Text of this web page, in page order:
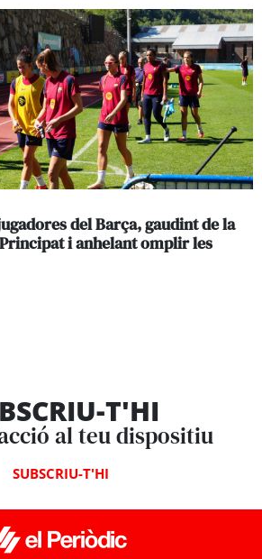
del Barça, gaudint de la
i anhelant omplir les
T'HI
al teu dispositiu
SUBSCRIU-T'HI